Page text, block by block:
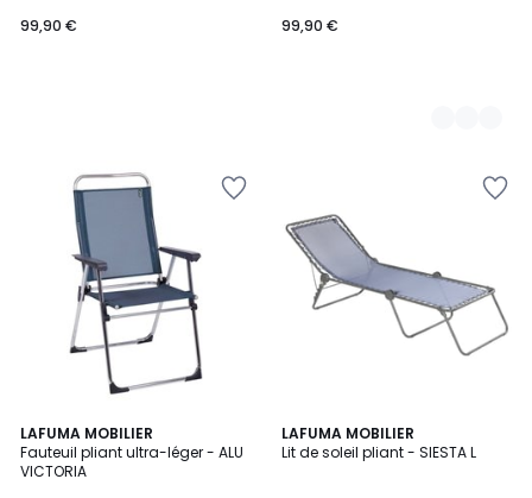
99,90 €
99,90 €
LAFUMA MOBILIER
Fauteuil pliant ultra-léger - ALU
VICTORIA
LAFUMA MOBILIER
Lit de soleil pliant - SIESTA L
5
/
2
Couleurs